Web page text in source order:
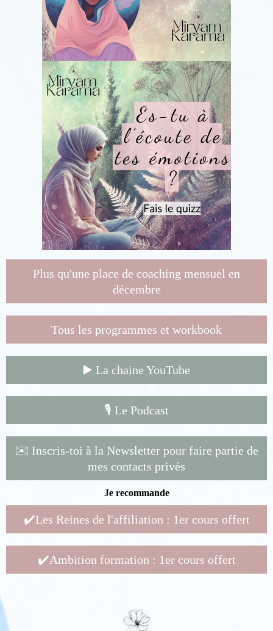
Plus qu'une place de coaching mensuel en
décembre
Tous les programmes et workbook
▶️ La chaine YouTube
🎙️ Le Podcast
✉️ Inscris-toi à la Newsletter pour faire partie de
mes contacts privés
Je recommande
✔️Les Reines de l'affiliation : 1er cours offert
✔️Ambition formation : 1er cours offert